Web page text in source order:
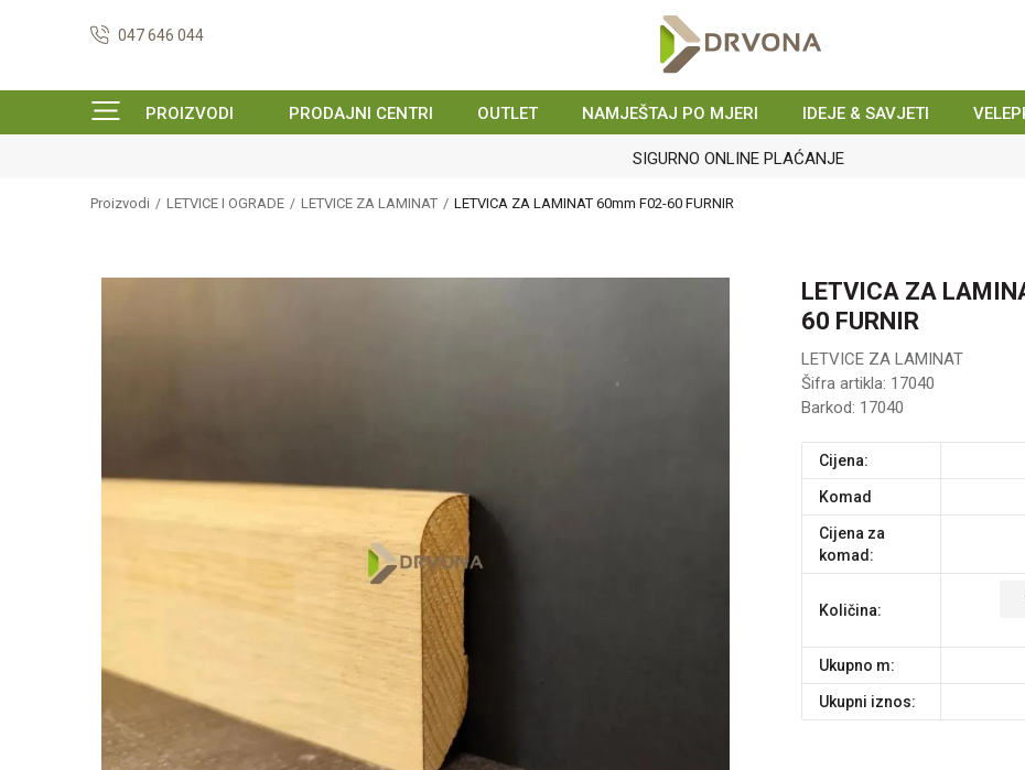
047 646 044
PROIZVODI PRODAJNI CENTRI OUTLET NAMJEŠTAJ PO MJERI IDEJE & SAVJETI
SIGURNO ONLINE PLAĆANJE
Proizvodi LETVICE I OGRADE LETVICE ZA LAMINAT LETVICA ZA LAMINAT 60mm F02-60 FURNIR
LETVICA ZA
60 FURNIR
LETVICE ZA LAMINAT
Šifra artikla: 17040
Barkod: 17040
Cijena:
komad
Cijena za
komad:
Količina:
Ukupno m:
Ukupni iznos: